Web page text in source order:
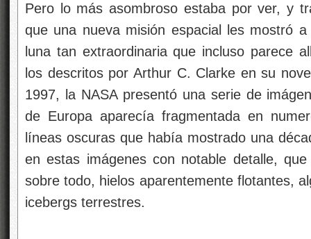
Pero lo más asombroso estaba por ver, y
que una nueva misión espacial les mostró
luna tan extraordinaria que incluso parece
los descritos por Arthur C. Clarke en su
1997, la NASA presentó una serie de
de Europa aparecía fragmentada en
líneas oscuras que había mostrado una
en estas imágenes con notable detalle,
sobre todo, hielos aparentemente flotantes,
icebergs terrestres.